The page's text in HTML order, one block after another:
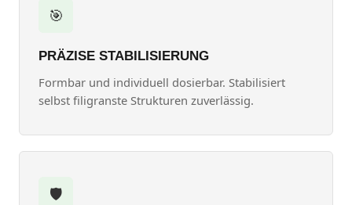
🎯
PRÄZISE STABILISIERUNG
Formbar und individuell dosierbar. Stabilisiert
selbst filigranste Strukturen zuverlässig.
🛡️